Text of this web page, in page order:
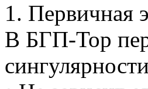
1. Первичная
В БГП-Тор